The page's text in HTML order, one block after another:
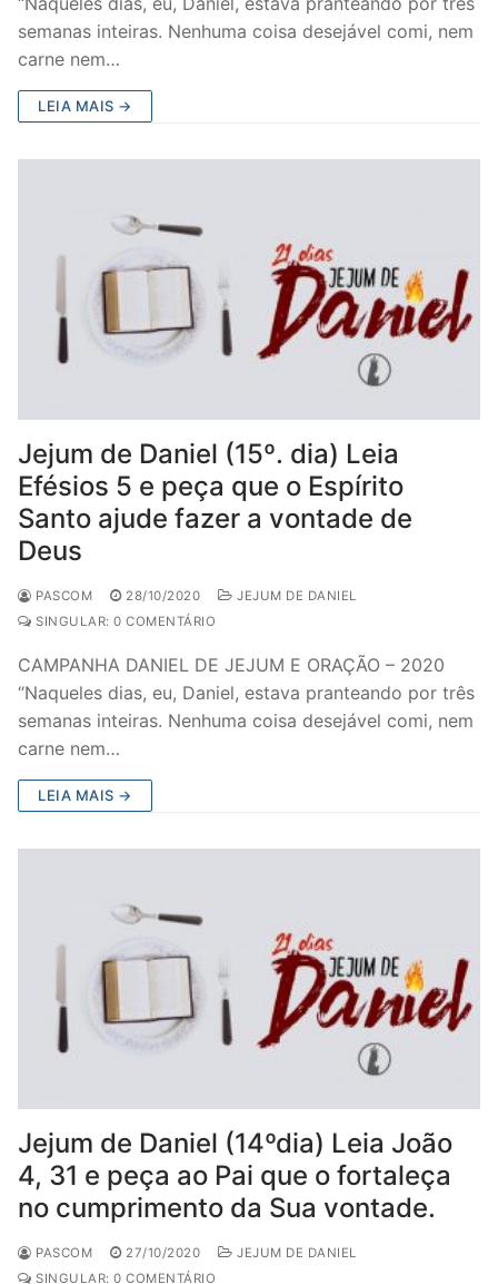
semanas inteiras. Nenhuma coisa desejável comi, nem
carne nem…
LEIA MAIS →
Jejum de Daniel (15º. dia) Leia
Efésios 5 e peça que o Espírito
Santo ajude fazer a vontade de
Deus
PASCOM 28/10/2020
JEJUM DE DANIEL
SINGULAR: 0 COMENTÁRIO
CAMPANHA DANIEL DE JEJUM E ORAÇÃO – 2020
“Naqueles dias, eu, Daniel, estava pranteando por três
semanas inteiras. Nenhuma coisa desejável comi, nem
carne nem…
LEIA MAIS →
Jejum de Daniel (14ºdia) Leia João
4, 31 e peça ao Pai que o fortaleça
no cumprimento da Sua vontade.
PASCOM 27/10/2020
JEJUM DE DANIEL
SINGULAR: 0 COMENTÁRIO